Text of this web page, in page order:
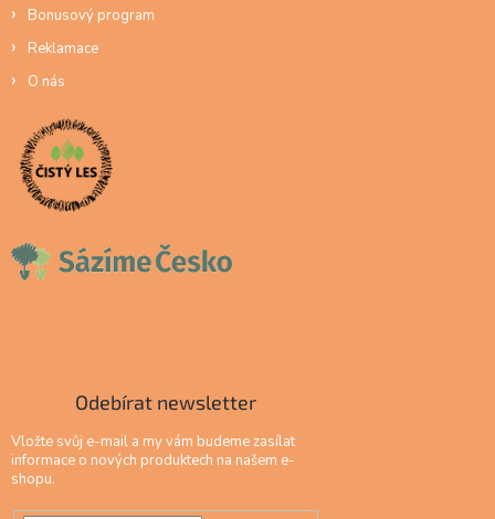
Bonusový program
Reklamace
O nás
Odebírat newsletter
Vložte svůj e-mail a my vám budeme zasílat
informace o nových produktech na našem e-
shopu.